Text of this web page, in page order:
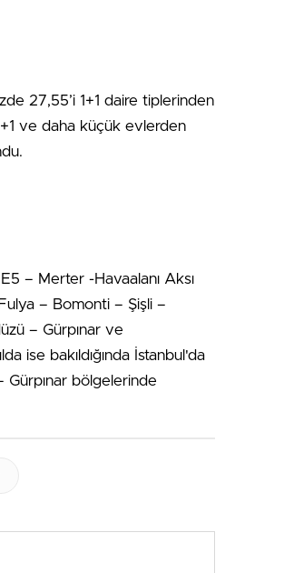
27,55’i 1+1 daire tiplerinden
ve daha küçük evlerden
– Merter -Havaalanı Aksı
– Bomonti – Şişli –
– Gürpınar ve
ise bakıldığında İstanbul'da
Gürpınar bölgelerinde